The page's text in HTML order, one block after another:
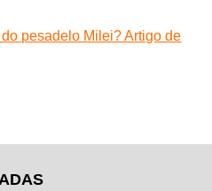
pesadelo Milei? Artigo de